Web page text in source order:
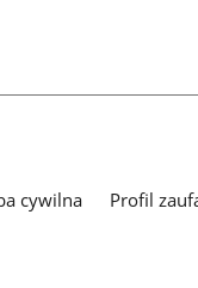
cywilna Profil